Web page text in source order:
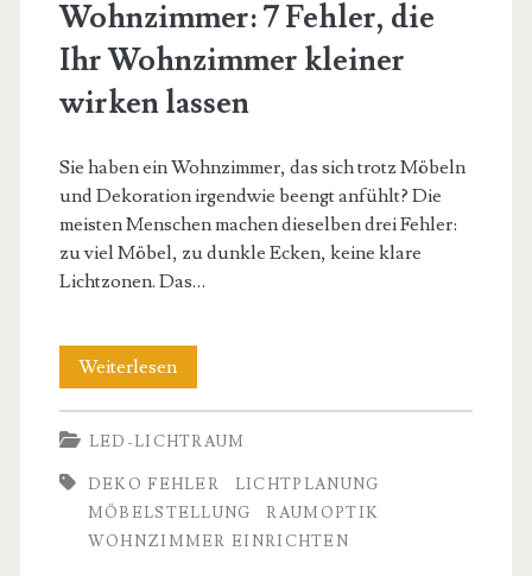
Wohnzimmer: 7 Fehler, die
Ihr Wohnzimmer kleiner
wirken lassen
Sie haben ein Wohnzimmer, das sich trotz Möbeln
und Dekoration irgendwie beengt anfühlt? Die
meisten Menschen machen dieselben drei Fehler:
zu viel Möbel, zu dunkle Ecken, keine klare
Lichtzonen. Das…
WeiterlesenWohnideen
Deko
Wohnzimmer:
7
Fehler,
LED-LICHTRAUM
DEKO FEHLER
LICHTPLANUNG
MÖBELSTELLUNG
RAUMOPTIK
WOHNZIMMER EINRICHTEN